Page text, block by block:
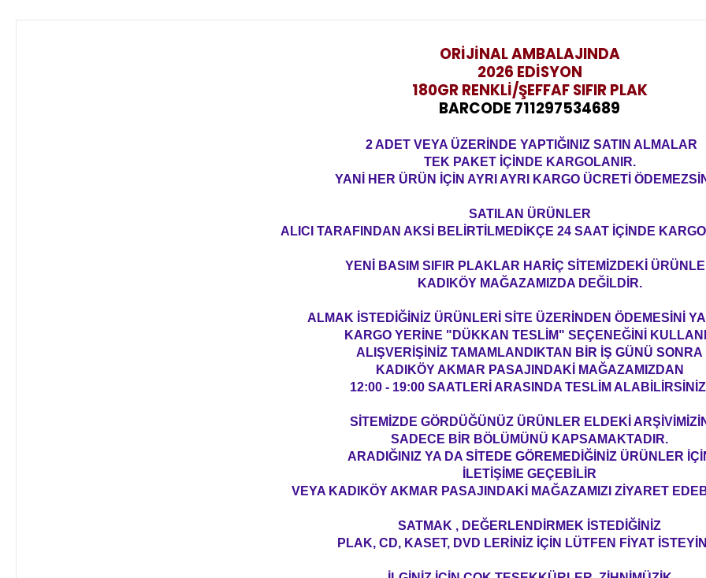
ORİJİNAL AMBALAJINDA
2026 EDİSYON
180GR RENKLİ/ŞEFFAF SIFIR PLAK
BARCODE 711297534689
2 ADET VEYA ÜZERİNDE YAPTIĞINIZ SATIN ALMALAR
TEK PAKET İÇİNDE KARGOLANIR.
YANİ HER ÜRÜN İÇİN AYRI AYRI KARGO ÜCRETİ
SATILAN ÜRÜNLER
ALICI TARAFINDAN AKSİ BELİRTİLMEDİKÇE 24 SAAT İÇİNDE
YENİ BASIM SIFIR PLAKLAR HARİÇ SİTEMİZDEKİ
KADIKÖY MAĞAZAMIZDA DEĞİLDİR.
ALMAK İSTEDİĞİNİZ ÜRÜNLERİ SİTE ÜZERİNDEN ÖDEMESİNİ
KARGO YERİNE "DÜKKAN TESLİM" SEÇENEĞİNİ
ALIŞVERİŞİNİZ TAMAMLANDIKTAN BİR İŞ GÜNÜ SONRA
KADIKÖY AKMAR PASAJINDAKİ MAĞAZAMIZDAN
12:00 - 19:00 SAATLERİ ARASINDA TESLİM
SİTEMİZDE GÖRDÜĞÜNÜZ ÜRÜNLER ELDEKİ
SADECE BİR BÖLÜMÜNÜ KAPSAMAKTADIR.
ARADIĞINIZ YA DA SİTEDE GÖREMEDİĞİNİZ ÜRÜNLER
İLETİŞİME GEÇEBİLİR
VEYA KADIKÖY AKMAR PASAJINDAKİ MAĞAZAMIZI ZİYARET
SATMAK , DEĞERLENDİRMEK İSTEDİĞİNİZ
PLAK, CD, KASET, DVD LERİNİZ İÇİN LÜTFEN FİYAT